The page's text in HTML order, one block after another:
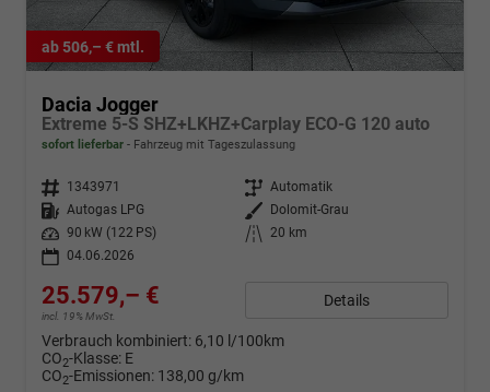
ab 506,– € mtl.
Dacia Jogger
Extreme 5-S SHZ+LKHZ+Carplay ECO-G 120 auto
sofort lieferbar Fahrzeug mit Tageszulassung
Fahrzeugnr. 1343971 Getriebe Automatik
Kraftstoff Autogas LPG Außenfarbe
Dolomit-Grau
Leistung
90 kW (122 PS) Kilometerstand
20 km
04.06.2026
25.579,– €
incl. 19% MwSt.
Details
Verbrauch kombiniert: 6,10 l/100km
CO2-Klasse: E
CO2-Emissionen: 138,00 g/km